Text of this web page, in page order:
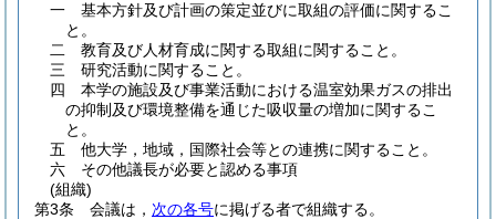
一
基本方針及び計画の策定並びに取組の評価に関するこ
と。
二
教育及び人材育成に関する取組に関すること。
三
研究活動に関すること。
四
本学の施設及び事業活動における温室効果ガスの排出
の抑制及び環境整備を通じた吸収量の増加に関するこ
と。
五
他大学，地域，国際社会等との連携に関すること。
六
その他議長が必要と認める事項
(組織)
第3条
会議は， 次の各号に掲げる者で組織する。